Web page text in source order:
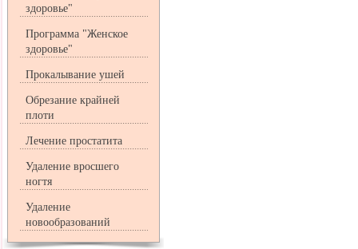
здоровье"
Программа "Женское
здоровье"
Прокалывание ушей
Обрезание крайней
плоти
Лечение простатита
Удаление вросшего
ногтя
Удаление
новообразований